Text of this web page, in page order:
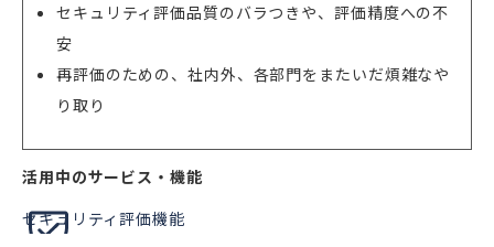
セキュリティ評価品質のバラつきや、評価精度への不
安
再評価のための、社内外、各部門をまたいだ煩雑なや
り取り
活用中のサービス・機能
セキュリティ評価機能